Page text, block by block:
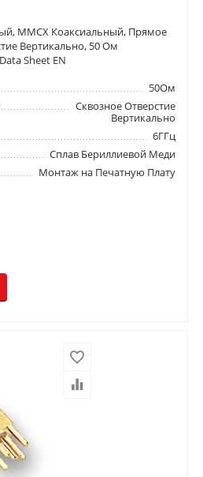
MMCX Коаксиальный, Прямое
Вертикально, 50 Ом
Sheet EN
50Ом
Сквозное Отверстие
Вертикально
6ГГц
Сплав Бериллиевой Меди
Монтаж на Печатную Плату